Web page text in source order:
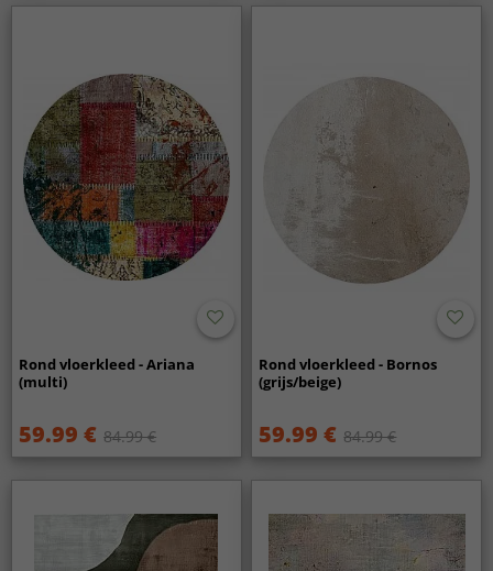
Rond vloerkleed - Ariana
(multi)
59.99 € 84.99 €
Rond vloerkleed - Bornos
(grijs/beige)
59.99 € 84.99 €